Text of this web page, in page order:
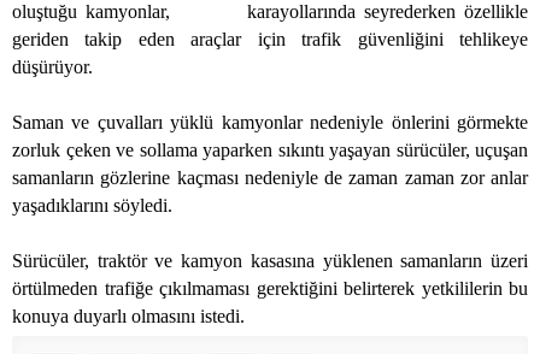
oluştuğu kamyonlar,
karayollarında seyrederken özellikle
geriden takip eden araçlar için trafik güvenliğini tehlikeye
düşürüyor.
Saman ve çuvalları yüklü kamyonlar nedeniyle önlerini görmekte
zorluk çeken ve sollama yaparken sıkıntı yaşayan sürücüler, uçuşan
samanların gözlerine kaçması nedeniyle de zaman zaman zor anlar
yaşadıklarını söyledi.
Sürücüler, traktör ve kamyon kasasına yüklenen samanların üzeri
örtülmeden trafiğe çıkılmaması gerektiğini belirterek yetkililerin bu
konuya duyarlı olmasını istedi.